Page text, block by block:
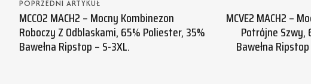
POPRZEDNI ARTYKUŁ
MCCO2 MACH2 – Mocny Kombinezon
Roboczy Z Odblaskami, 65% Poliester, 35%
Bawełna Ripstop – S-3XL.
MCVE2 MACH2 –
Potrójne Szwy,
Bawełna